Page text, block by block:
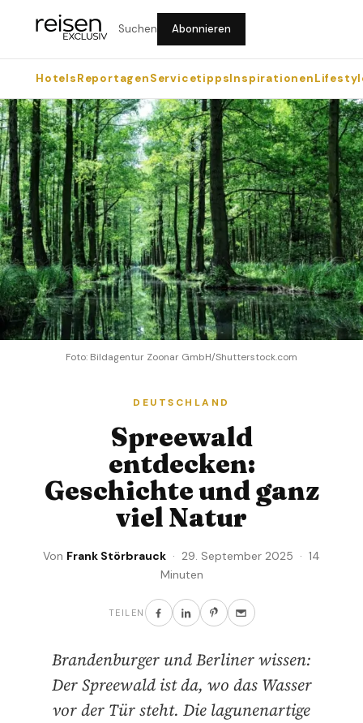
Suchen Abonnieren
HotelsReportagenServicetippsInspirationen
Foto: Bildagentur Zoonar GmbH/Shutterstock.com
DEUTSCHLAND
Spreewald
entdecken:
Geschichte und ganz
viel Natur
Von Frank Störbrauck · 29. September 2025 · 14
Minuten
TEILEN
Brandenburger und Berliner wissen:
Der Spreewald ist da, wo das Wasser
vor der Tür steht. Die lagunenartige